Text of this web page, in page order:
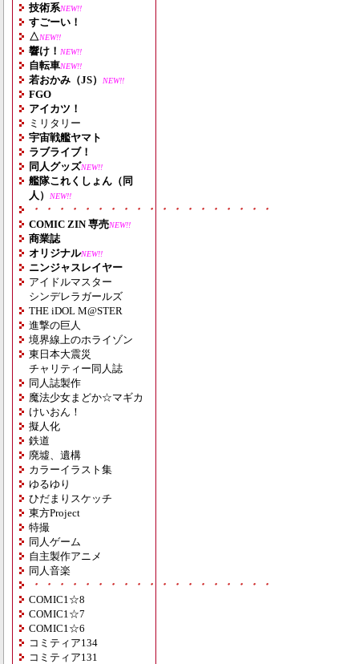
技術系NEW!!
すごーい！
△NEW!!
響け！ NEW!!
自転車NEW!!
若おかみ（JS） NEW!!
FGO
アイカツ！
ミリタリー
宇宙戦艦ヤマト
ラブライブ！
同人グッズNEW!!
艦隊これくしょん（同
人）
NEW!!
・・・・・・・・・・・・・・・・・・・
COMIC ZIN 専売NEW!!
商業誌
オリジナルNEW!!
ニンジャスレイヤー
アイドルマスター
シンデレラガールズ
THE iDOL M@STER
進撃の巨人
境界線上のホライゾン
東日本大震災
チャリティー同人誌
同人誌製作
魔法少女まどか☆マギカ
けいおん！
擬人化
鉄道
廃墟、遺構
カラーイラスト集
ゆるゆり
ひだまりスケッチ
東方Project
特撮
同人ゲーム
自主製作アニメ
同人音楽
・・・・・・・・・・・・・・・・・・・
COMIC1☆8
COMIC1☆7
COMIC1☆6
コミティア134
コミティア131